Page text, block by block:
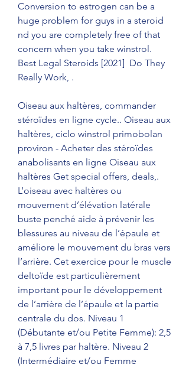
Conversion to estrogen can be a
huge problem for guys in a steroid
nd you are completely free of that
concern when you take winstrol.
Best Legal Steroids [2021]  Do They
Really Work, .
Oiseau aux haltères, commander
stéroïdes en ligne cycle.. Oiseau aux
haltères, ciclo winstrol primobolan
proviron - Acheter des stéroïdes
anabolisants en ligne Oiseau aux
haltères Get special offers, deals,.
L’oiseau avec haltères ou
mouvement d’élévation latérale
buste penché aide à prévenir les
blessures au niveau de l’épaule et
améliore le mouvement du bras vers
l’arrière. Cet exercice pour le muscle
deltoïde est particulièrement
important pour le développement
de l’arrière de l’épaule et la partie
centrale du dos. Niveau 1
(Débutante et/ou Petite Femme): 2,5
à 7,5 livres par haltère. Niveau 2
(Intermédiaire et/ou Femme